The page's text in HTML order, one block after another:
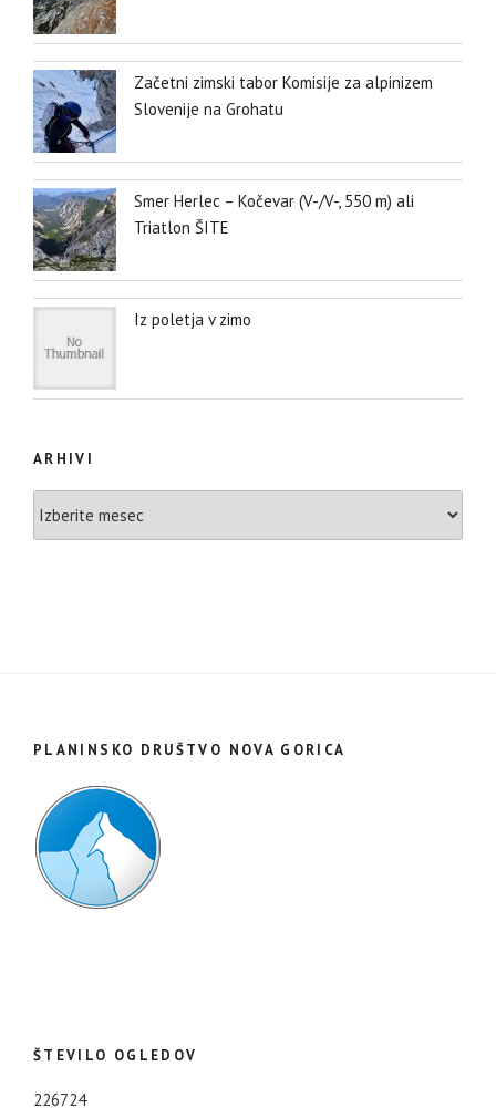
Začetni zimski tabor Komisije za alpinizem
Slovenije na Grohatu
Smer Herlec – Kočevar (V-/V-, 550 m) ali
Triatlon ŠITE
Iz poletja v zimo
ARHIVI
PLANINSKO DRUŠTVO NOVA GORICA
ŠTEVILO OGLEDOV
226724